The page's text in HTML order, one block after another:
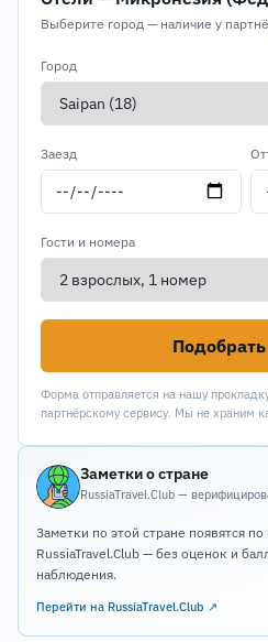
Выберите город — наличие у
Город
Заезд
Гости и номера
Форма отправляется на нашу
партнёрскому сервису. Мы не храним
Заметки о стране
RussiaTravel.Club —
Заметки по этой стране появятся
RussiaTravel.Club — без оценок и
наблюдения.
Перейти на RussiaTravel.Club ↗